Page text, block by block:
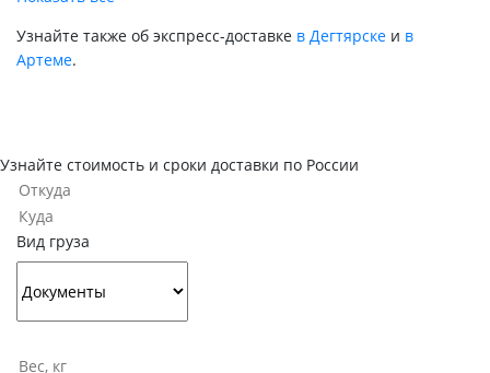
Узнайте также об экспресс-доставке в Дегтярске и в
Артеме.
Узнайте стоимость и сроки доставки по России
Вид груза